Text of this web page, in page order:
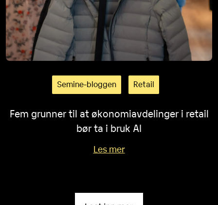
Semine-bloggen Retail
Fem grunner til at økonomiavdelinger i retail
bør ta i bruk AI
Les mer